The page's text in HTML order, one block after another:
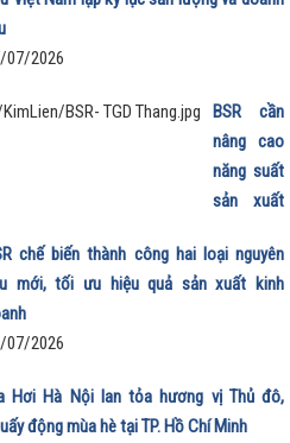
07/2026
BSR- TGD Thang.jpg
BSR cần
nâng cao
năng suất
sản xuất
vụ lộ trình
phát triển
chế biến thành công hai loại nguyên
mới, tối ưu hiệu quả sản xuất kinh
07/2026
Hơi Hà Nội lan tỏa hương vị Thủ đô,
động mùa hè tại TP. Hồ Chí Minh